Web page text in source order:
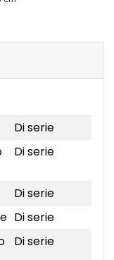
Di serie
Di serie
Di serie
Di serie
Di serie